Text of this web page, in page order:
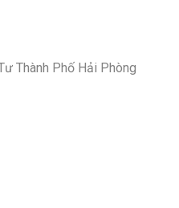
Thành Phố Hải Phòng